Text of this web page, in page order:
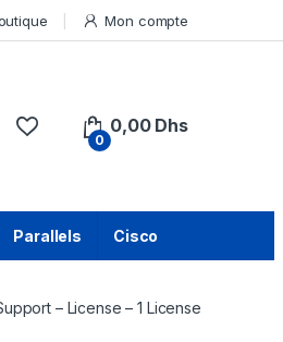
Mon compte
0
0,00 Dhs
Parallels Cisco
– License – 1 License